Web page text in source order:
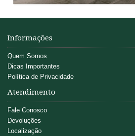
Informações
Quem Somos
Dicas Importantes
Política de Privacidade
Atendimento
Fale Conosco
Devoluções
Localização